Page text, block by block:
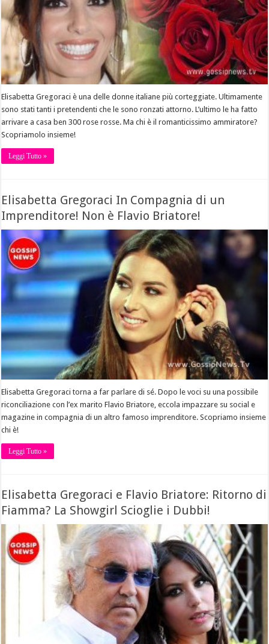
Elisabetta Gregoraci è una delle donne italiane più corteggiate. Ultimamente
sono stati tanti i pretendenti che le sono ronzati attorno. L’ultimo le ha fatto
arrivare a casa ben 300 rose rosse. Ma chi è il romanticissimo ammiratore?
Scopriamolo insieme!
Leggi Tutto »
Elisabetta Gregoraci In Compagnia di un
Imprenditore! Non è Flavio Briatore!
Elisabetta Gregoraci torna a far parlare di sé. Dopo le voci su una possibile
riconciliazione con l’ex marito Flavio Briatore, eccola impazzare su social e
magazine in compagnia di un altro famoso imprenditore. Scopriamo insieme
chi è!
Leggi Tutto »
Elisabetta Gregoraci e Flavio Briatore: Ritorno di
Fiamma? La Showgirl Scioglie i Dubbi!